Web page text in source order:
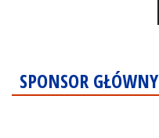
SPONSOR GŁÓWNY